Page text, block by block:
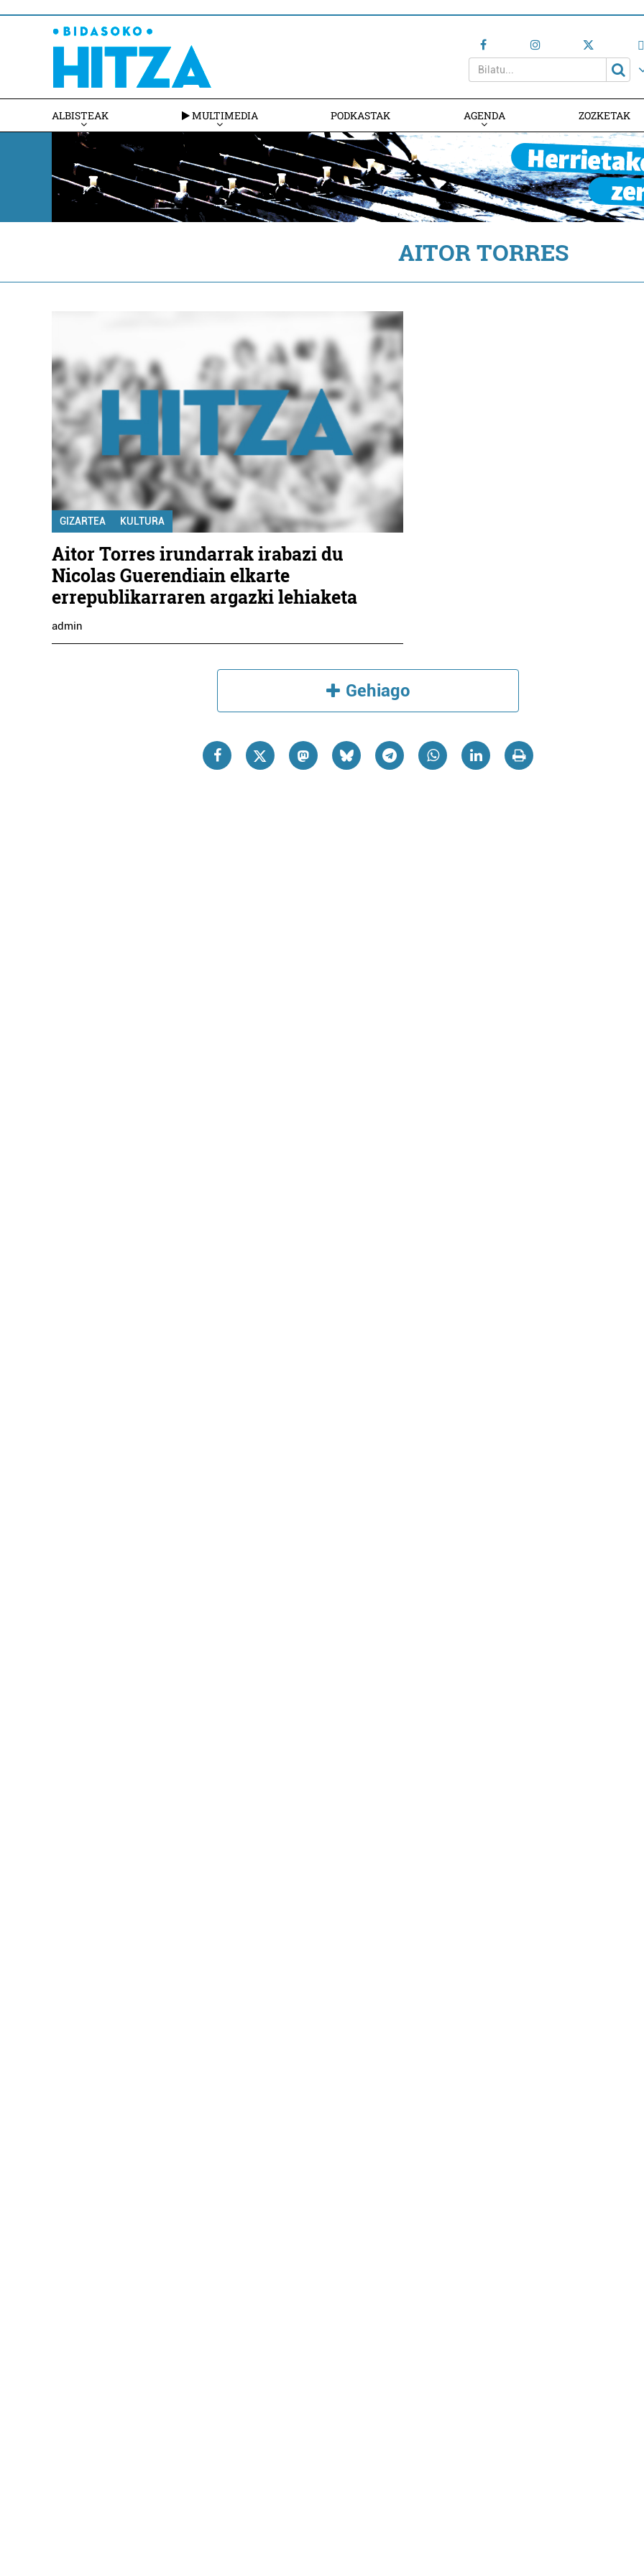
ALBISTEAK MULTIMEDIA PODKASTAK AGENDA ZOZKETAK
AITOR TORRES
GIZARTEA KULTURA
Aitor Torres irundarrak irabazi du
Nicolas Guerendiain elkarte
errepublikarraren argazki lehiaketa
admin
Gehiago